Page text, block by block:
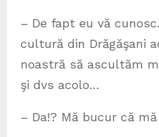
– De fapt eu vă
cultură din Drăgăşani
noastră să ascultăm
şi dvs acolo…
– Da!? Mă bucur că